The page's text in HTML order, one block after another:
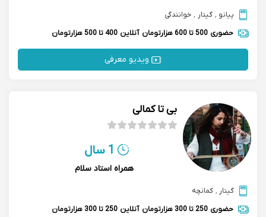
پیانو , گیتار , خوانندگی
حضوری 500 تا 600 هزارتومان آنلاین 400 تا 500 هزارتومان
ویدیو معرفی
بی تا کمالی
1 سال
همراه استاد سلام
گیتار , کمانچه
حضوری 250 تا 300 هزارتومان آنلاین 250 تا 300 هزارتومان